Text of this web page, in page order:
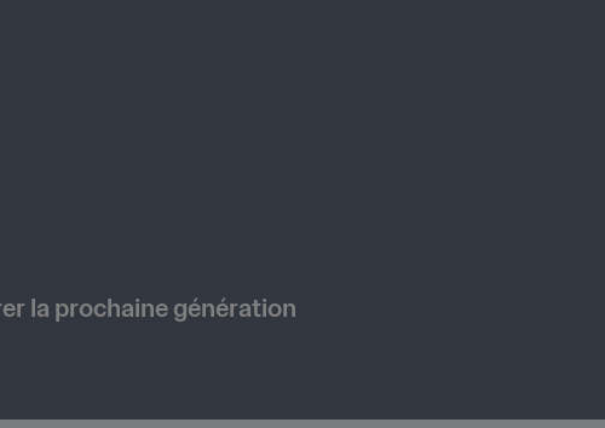
la prochaine génération